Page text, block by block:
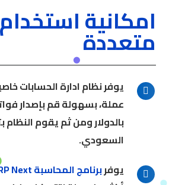
امكانية
متعددة
يوفر نظام ادارة الحسابات
عملة، بسهولة قم بإصدار
بالدولار ومن ثم يقوم النظام
السعودي.
يوفربرنامج المحاسبة ERP Next